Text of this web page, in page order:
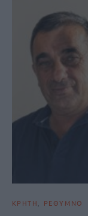
ΚΡΗΤΗ ΡΕΘΥΜΝΟ